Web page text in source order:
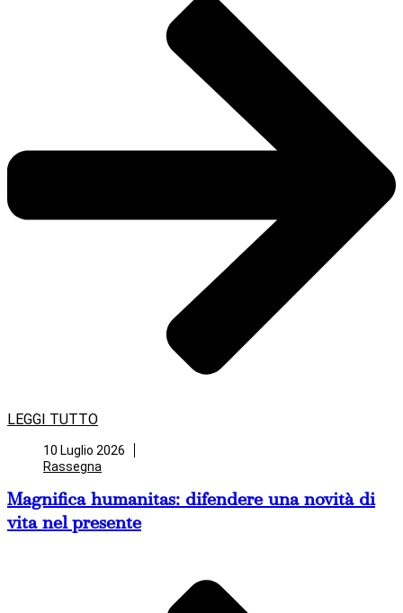
LEGGI TUTTO
10 Luglio 2026
Rassegna
Magnifica humanitas: difendere una novità di
vita nel presente